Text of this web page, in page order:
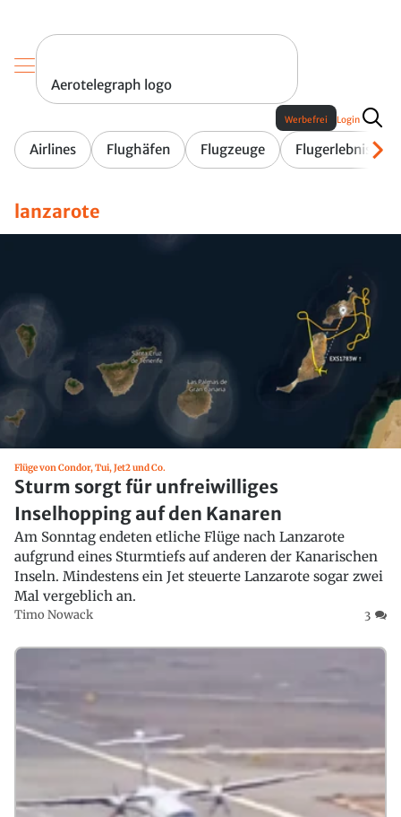
Aerotelegraph logo
Airlines Flughäfen Flugzeuge Flugerlebnis
Werbefrei Login
lanzarote
Flüge von Condor, Tui, Jet2 und Co.
Sturm sorgt für unfreiwilliges
Inselhopping auf den Kanaren
Am Sonntag endeten etliche Flüge nach Lanzarote
aufgrund eines Sturmtiefs auf anderen der Kanarischen
Inseln. Mindestens ein Jet steuerte Lanzarote sogar zwei
Mal vergeblich an.
Timo Nowack 3